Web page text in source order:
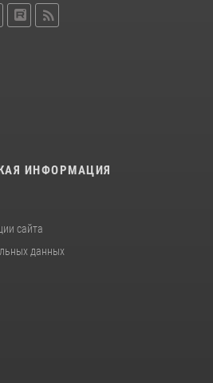
ИНФОРМАЦИЯ
сайта
данных